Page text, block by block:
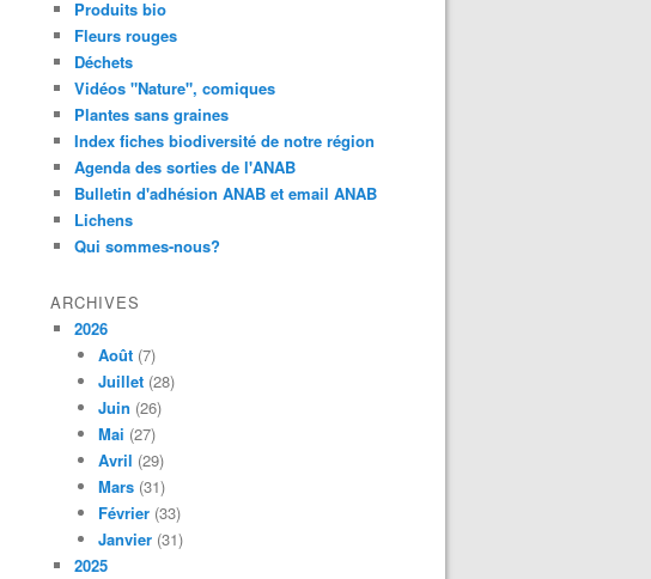
Produits bio
Fleurs rouges
Déchets
Vidéos "Nature", comiques
Plantes sans graines
Index fiches biodiversité de notre région
Agenda des sorties de l'ANAB
Bulletin d'adhésion ANAB et email ANAB
Lichens
Qui sommes-nous?
ARCHIVES
2026
Août (7)
Juillet (28)
Juin (26)
Mai (27)
Avril (29)
Mars (31)
Février (33)
Janvier (31)
2025